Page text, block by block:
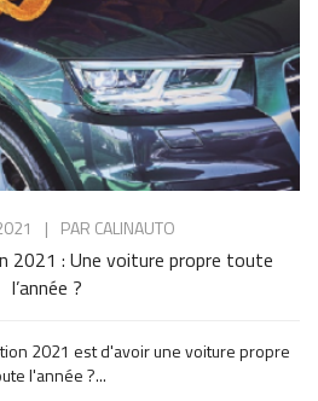
| PAR CALINAUTO
2021 : Une voiture propre toute
l’année ?
2021 est d'avoir une voiture propre
l'année ?...